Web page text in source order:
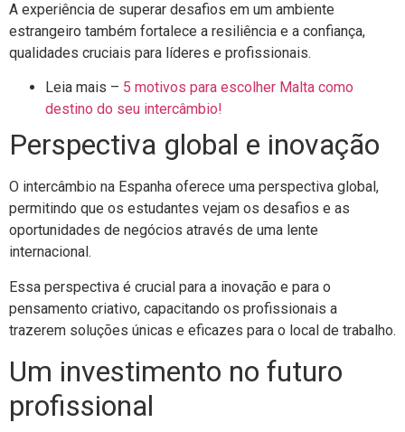
A experiência de superar desafios em um ambiente
estrangeiro também fortalece a resiliência e a confiança,
qualidades cruciais para líderes e profissionais.
Leia mais – 5 motivos para escolher Malta como
destino do seu intercâmbio!
Perspectiva global e inovação
O intercâmbio na Espanha oferece uma perspectiva global,
permitindo que os estudantes vejam os desafios e as
oportunidades de negócios através de uma lente
internacional.
Essa perspectiva é crucial para a inovação e para o
pensamento criativo, capacitando os profissionais a
trazerem soluções únicas e eficazes para o local de trabalho.
Um investimento no futuro
profissional